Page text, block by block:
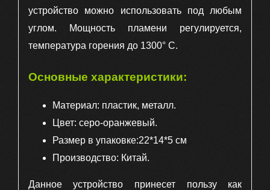
устройство можно использовать под любым
углом. Мощность пламени регулируется,
температура горения до 1300° С.
Основные характеристики:
Материал: пластик, металл.
Цвет: серо-оранжевый.
Размер в упаковке:22*14*5 см
Производство: Китай.
Данное устройство принесет пользу как